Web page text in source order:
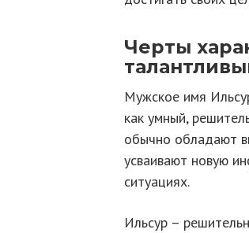
Черты
Мужское имя
как умный,
обычно обладают
усваивают новую
ситуациях.
Ильсур –